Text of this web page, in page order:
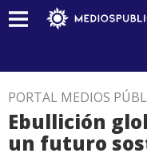
PORTAL MEDIOS
Ebullición
un futuro